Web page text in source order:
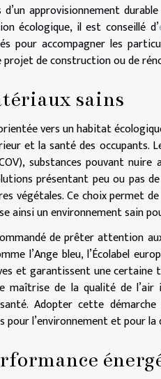
approvisionnement
écologique, il est conseillé d’
pour accompagner les
projet de construction ou de
sains
vers un habitat
et la santé des occupants.
substances pouvant
présentant peu ou pas
végétales. Ce choix permet
ainsi un environnement sain
de prêter attention
l’Ange bleu, l’Écolabel
et garantissent une
maîtrise de la qualité de
Adopter cette
pour l’environnement et pour